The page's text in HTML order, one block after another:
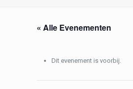
« Alle Evenementen
Dit evenement is voorbij.